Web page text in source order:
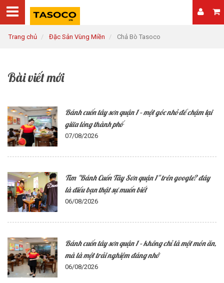
Trang chủ Đặc Sản Vùng Miền Chả Bò Tasoco
Bài viết mới
Bánh cuốn tây sơn quận 1 – một góc nhỏ để chậm lại
giữa lòng thành phố
07/08/2026
Tìm "Bánh Cuốn Tây Sơn quận 1" trên google? đây
là điều bạn thật sự muốn biết
06/08/2026
Bánh cuốn tây sơn quận 1 – không chỉ là một món ăn,
mà là một trải nghiệm đáng nhớ
06/08/2026